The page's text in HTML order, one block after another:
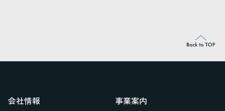
会社情報 事業案内